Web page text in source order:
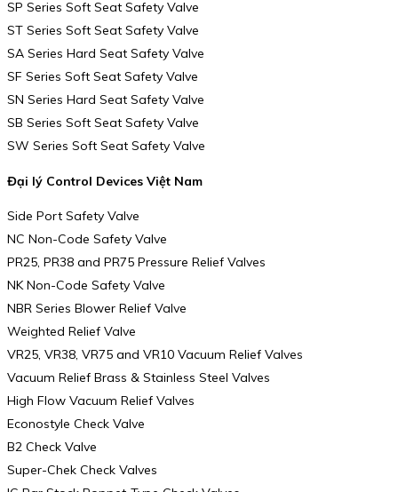
SP Series Soft Seat Safety Valve
ST Series Soft Seat Safety Valve
SA Series Hard Seat Safety Valve
SF Series Soft Seat Safety Valve
SN Series Hard Seat Safety Valve
SB Series Soft Seat Safety Valve
SW Series Soft Seat Safety Valve
Đại lý Control Devices Việt Nam
Side Port Safety Valve
NC Non-Code Safety Valve
PR25, PR38 and PR75 Pressure Relief Valves
NK Non-Code Safety Valve
NBR Series Blower Relief Valve
Weighted Relief Valve
VR25, VR38, VR75 and VR10 Vacuum Relief Valves
Vacuum Relief Brass & Stainless Steel Valves
High Flow Vacuum Relief Valves
Econostyle Check Valve
B2 Check Valve
Super-Chek Check Valves